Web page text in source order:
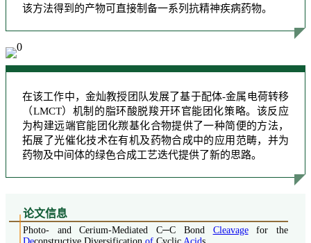
该方法得到的产物可直接制备一系列抗精神疾病药物。
在该工作中，金灿教授团队发展了基于配体-金属电荷转移
（LMCT）机制的脂环酸脱羧开环官能团化策略。该反应
为构建远端官能团化羰基化合物提供了一种简便的方法，
拓展了光催化技术在有机及药物合成中的应用范畴，并为
药物及中间体的绿色合成工艺迭代提供了新的思路。
论文信息
Photo- and Cerium-Mediated C─C Bond Cleavagefor the